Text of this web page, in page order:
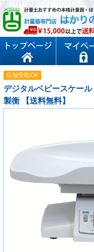
店舗受取OK
デジタルベビースケー
製衡 【送料無料】